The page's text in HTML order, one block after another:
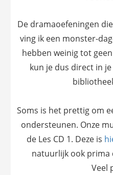
De dramaoefeningen
ving ik een monster-
hebben weinig tot
kun je dus direct in
Soms is het prettig om
ondersteunen. Onze
de Les CD 1. Deze is
natuurlijk ook prima
Veel